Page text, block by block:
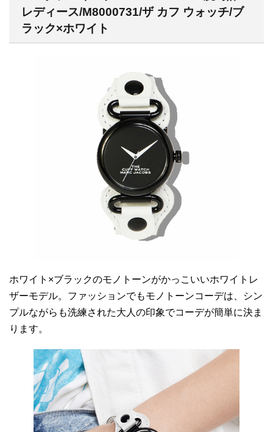
レディース/M8000731/ザ カフ ウォッチ/ブ
ラック×ホワイト
ホワイト×ブラックのモノトーンがかっこいいホワイトレ
ザーモデル。ファッションでもモノトーンコーデは、シン
プルながらも洗練された大人の印象でコーデが簡単に決ま
ります。